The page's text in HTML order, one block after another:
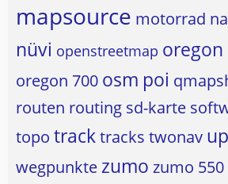
mapsource motorrad
nüvi openstreetmap oregon
oregon 700 osm poi
routen routing sd-karte
topo tracktracks twonav
wegpunkte zumo zumo 550